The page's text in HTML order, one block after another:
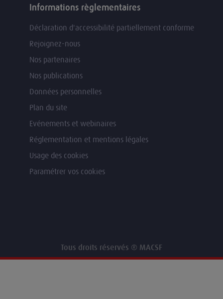
Informations règlementaires
Déclaration d'accessibilité partiellement conforme
Rejoignez-nous
Nos partenaires
Nos publications
Données personnelles
Plan du site
Evénements et webinaires
Réglementation et mentions légales
Usage des cookies
Paramétrer vos cookies
Tous droits réservés ® MACSF